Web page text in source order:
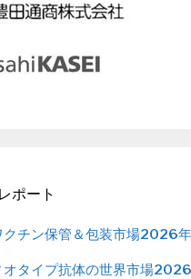
ポート
クチン保管＆包装市場2026年
オタイプ抗体の世界市場